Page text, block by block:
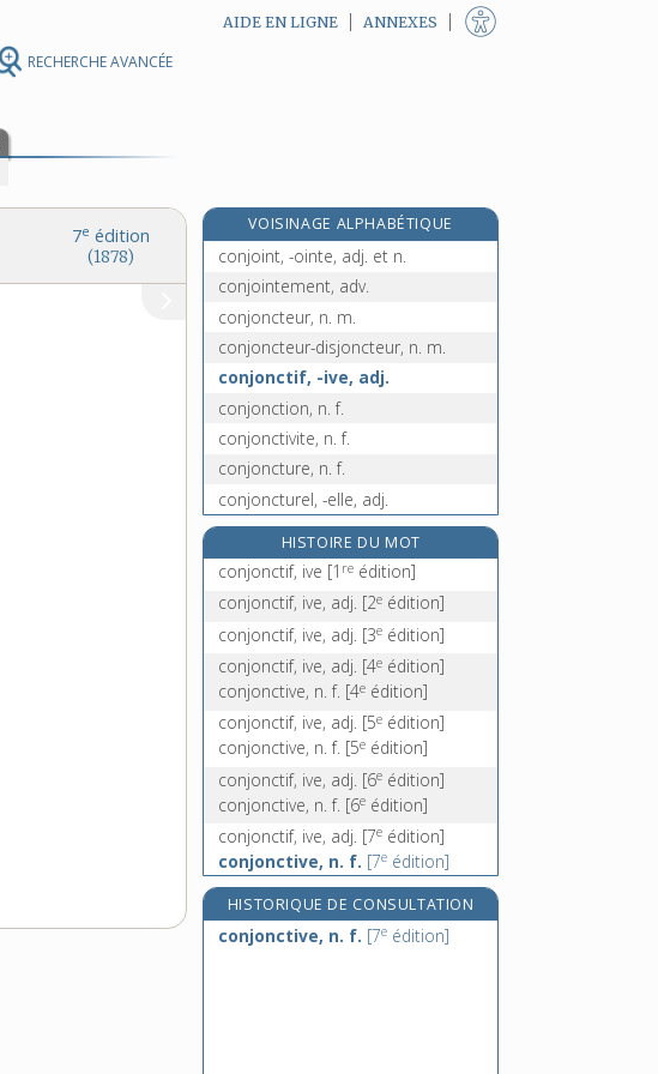
RECHERCHE AVANCÉE
AIDE EN LIGNE ANNEXES
7e édition
(1878)
VOISINAGE ALPHABÉTIQUE
conjoindre, v. tr.
conjoint, -ointe, adj. et n.
conjointement, adv.
conjoncteur, n. m.
conjoncteur-disjoncteur, n. m.
conjonctif, -ive, adj.
conjonction, n. f.
conjonctivite, n. f.
conjoncture, n. f.
conjoncturel, -elle, adj.
conjouir se, v. pron.[8eédition]
conjouissance, n. f.[7eédition]
conjugable, adj.
conjugaison, n. f.
HISTOIRE DU MOT
conjonctif, ive [1 re édition]
conjonctif, ive, adj. [2e édition]
conjonctif, ive, adj. [3e édition]
conjonctif, ive, adj. [4e édition]
conjonctive, n. f. [4e édition]
conjonctif, ive, adj. [5e édition]
conjonctive, n. f. [5e édition]
conjonctif, ive, adj. [6e édition]
conjonctive, n. f. [6e édition]
conjonctif, ive, adj. [7e édition]
conjonctive, n. f. [7e édition]
conjonctif, ive, adj.[8eédition]
conjonctive, n. f.[8eédition]
conjonctif, -ive, adj. [9 édition]
HISTORIQUE DE CONSULTATION
conjonctive, n. f. [7e édition]